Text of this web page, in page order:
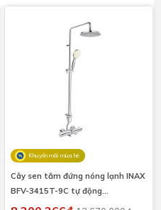
Khuyến mãi mùa hè
Cây sen tắm đứng nóng lạnh INAX
BFV-3415T-9C tự động
(BFV3415T9C)